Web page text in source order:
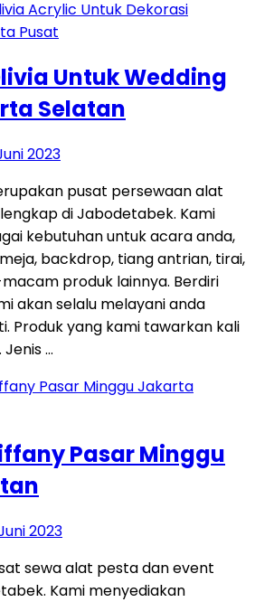
Untuk Wedding
Selatan
2023
pusat persewaan alat
di Jabodetabek. Kami
kebutuhan untuk acara anda,
backdrop, tiang antrian, tirai,
produk lainnya. Berdiri
akan selalu melayani anda
Produk yang kami tawarkan kali
Jenis …
Pasar Minggu
2023
sewa alat pesta dan event
Kami menyediakan